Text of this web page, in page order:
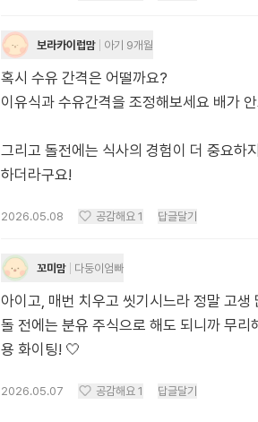
보라카이럽맘 아기 9개월
혹시 수유 간격은 어떨까요?
이유식과 수유간격을 조정해보세요 배가
그리고 돌전에는 식사의 경험이 더 중요하
하더라구요!
2026.05.08 공감해요 1 답글달기
꼬미맘 다둥이엄빠
아이고, 매번 치우고 씻기시느라 정말 고
돌 전에는 분유 주식으로 해도 되니까 무
용 화이팅! 🤍
2026.05.07 공감해요 1 답글달기